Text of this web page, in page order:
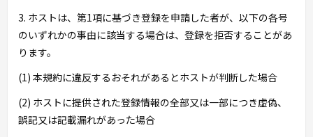
3. ホストは、第1項に基づき登録を申請した者が、以下の各号
のいずれかの事由に該当する場合は、登録を拒否することがあ
ります。
(1) 本規約に違反するおそれがあるとホストが判断した場合
(2) ホストに提供された登録情報の全部又は一部につき虚偽、
誤記又は記載漏れがあった場合